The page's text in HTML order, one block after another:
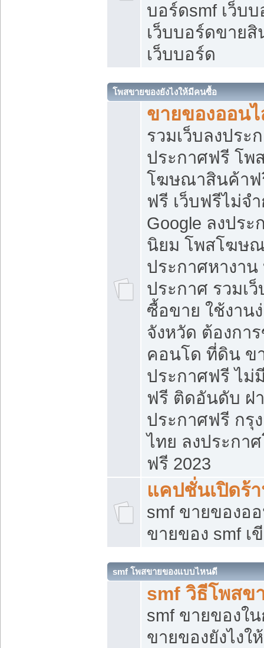
บอร์ดsmf เว็บ
เว็บบอร์ดขาย
เว็บบอร์ด
โพสขายของยังไงให้มีคนซื้อ
ขายของออน
รวมเว็บลงประ
ประกาศฟรี โพ
โฆษณาสินค้าฟ
ฟรี เว็บฟรีไม่จ
Google ลงปร
นิยม โพสโฆษ
ประกาศหางาน
ประกาศ รวมเ
ซื้อขาย ใช้งาน
จังหวัด ต้องกา
คอนโด ที่ดิน ข
ประกาศฟรี ไม่
ฟรี ติดอันดับ ฝ
ประกาศฟรี กรุ
ไทย ลงประกา
ฟรี 2023
แคปชั่นเปิดร้
smf ขายของอ
ขายของ smf เ
smf โพสขายของแบบไหนดี
smf วิธีโพสข
smf ขายของใ
ขายของยังไง